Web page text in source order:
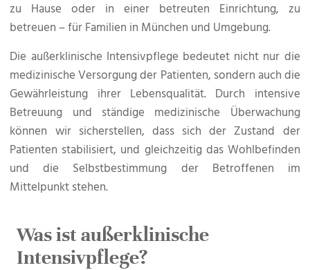
zu Hause oder in einer betreuten Einrichtung, zu
betreuen – für Familien in München und Umgebung.
Die außerklinische Intensivpflege bedeutet nicht nur die
medizinische Versorgung der Patienten, sondern auch die
Gewährleistung ihrer Lebensqualität. Durch intensive
Betreuung und ständige medizinische Überwachung
können wir sicherstellen, dass sich der Zustand der
Patienten stabilisiert, und gleichzeitig das Wohlbefinden
und die Selbstbestimmung der Betroffenen im
Mittelpunkt stehen.
Was ist außerklinische
Intensivpflege?